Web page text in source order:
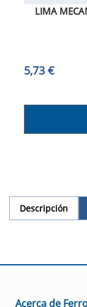
LIMA
5,73 €
Descripción
Acerca de